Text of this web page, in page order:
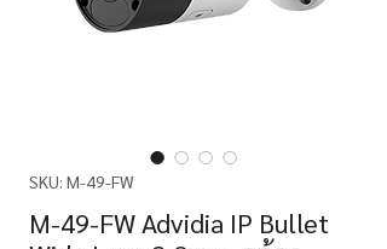
SKU: M-49-FW
M-49-FW Advidia IP Bullet